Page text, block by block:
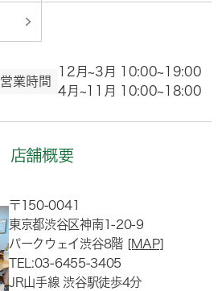
営業時間
12月~3月 10:00~19:00
4月~11月 10:00~18:00
店舗概要
〒150-0041
東京都渋谷区神南1-20-9
パークウェイ渋谷8階 [MAP]
TEL:03-6455-3405
JR山手線 渋谷駅徒歩4分